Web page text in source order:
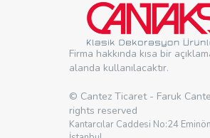
Firma hakkında kısa bir
alanda kullanılacaktır.
© Cantez Ticaret - Faruk
rights reserved
Kantarcılar Caddesi No:24